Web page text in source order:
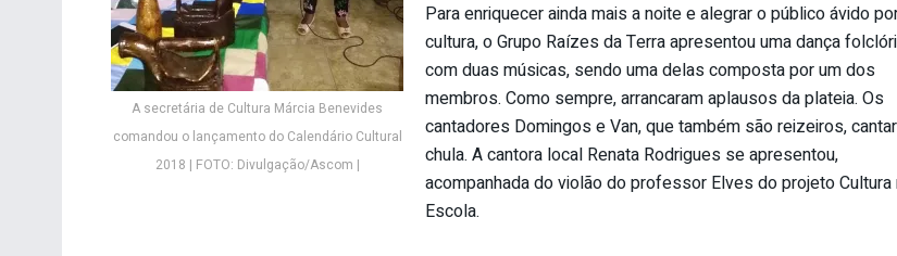
A secretária de Cultura Márcia Benevides
comandou o lançamento do Calendário Cultural
2018 | FOTO: Divulgação/Ascom |
Para enriquecer ainda mais a noite e alegrar o público ávido
cultura, o Grupo Raízes da Terra apresentou uma dança
com duas músicas, sendo uma delas composta por um dos
membros. Como sempre, arrancaram aplausos da plateia. Os
cantadores Domingos e Van, que também são reizeiros,
chula. A cantora local Renata Rodrigues se apresentou,
acompanhada do violão do professor Elves do projeto Cultura
Escola.